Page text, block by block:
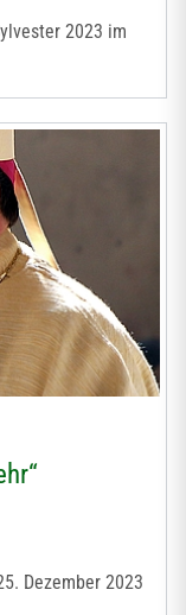
2023 im
Dezember 2023